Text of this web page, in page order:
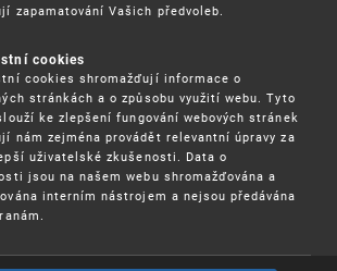
známky
zapamatování Vašich předvoleb.
cookies
cookies shromažďují informace o
stránkách a o způsobu využití webu. Tyto
ke zlepšení fungování webových stránek
nám zejména provádět relevantní úpravy za
uživatelské zkušenosti. Data o
jsou na našem webu shromažďována a
interním nástrojem a nejsou předávána